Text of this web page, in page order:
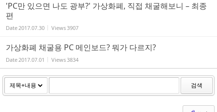
'PC만 있으면 나도 광부?' 가상화폐, 직접 채굴해보니 – 최종
편
Date2017.07.30 Views3907
가상화폐 채굴용 PC 메인보드? 뭐가 다르지?
Date2017.07.01 Views3834
검색